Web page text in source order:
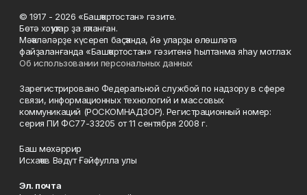
© 1917 - 2026 «Башҡортостан» гәзите.
Бөтә хоҡуҡтар ҙа яҡланған.
Мәҡәләләрҙе күсереп баҫҡанда, йә уларҙы өлөшләтә
файҙаланғанда «Башҡортостан» гәзитенә һылтанма яһау мотлаҡ.
Об использовании персональных данных
Зарегистрировано Федеральной службой по надзору в сфере
связи, информационных технологий и массовых
коммуникаций (РОСКОМНАДЗОР). Регистрационный номер:
серия ПИ ФС77-33205 от 11 сентября 2008 г.
Баш мөхәррир
Исхаҡов Вәдүт Ғәйфулла улы
Эл. почта